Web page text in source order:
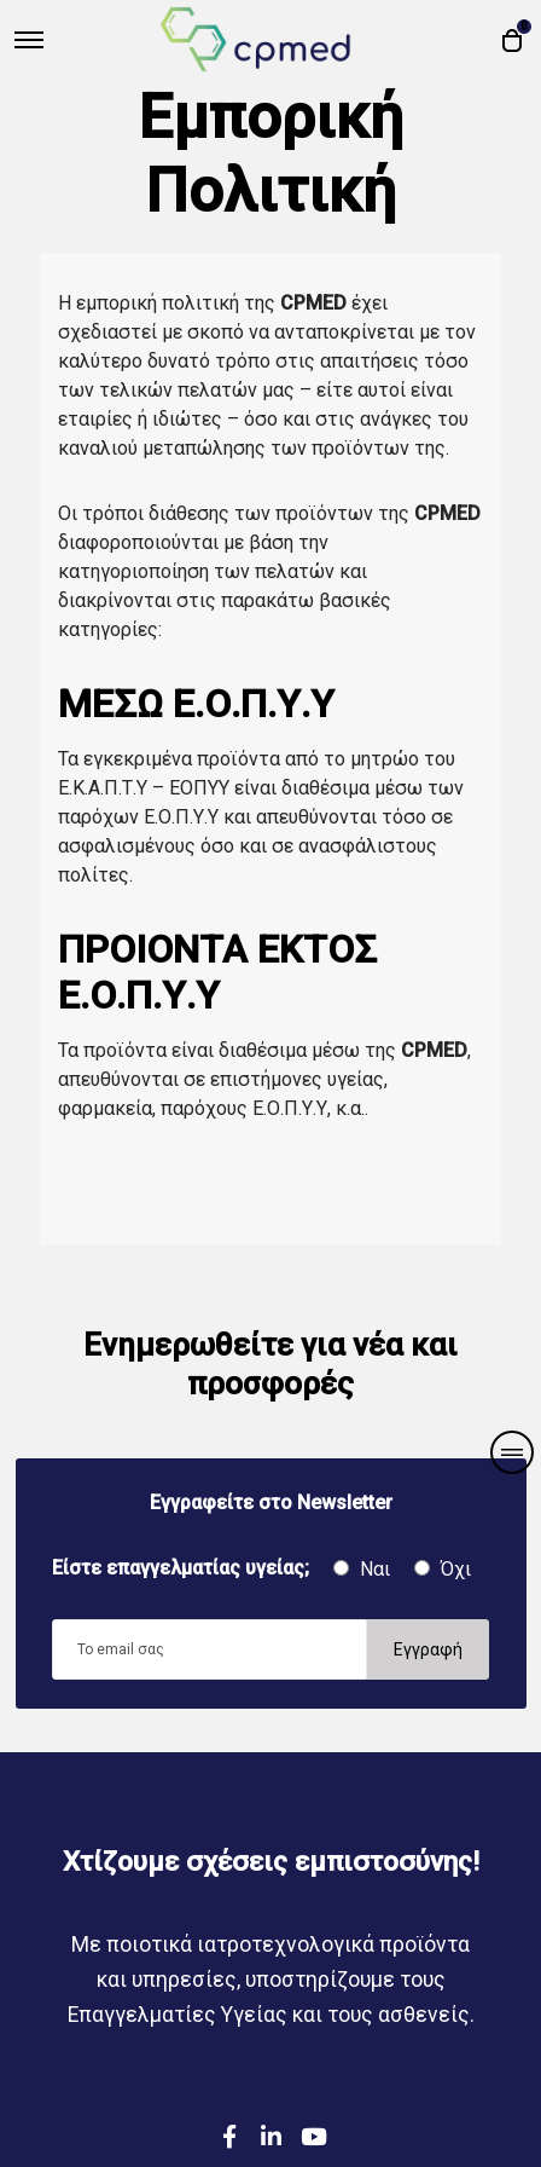
0
Εμπορική
Πολιτική
Η εμπορική πολιτική της CPMED έχει
σχεδιαστεί με σκοπό να ανταποκρίνεται με τον
καλύτερο δυνατό τρόπο στις απαιτήσεις τόσο
των τελικών πελατών μας – είτε αυτοί είναι
εταιρίες ή ιδιώτες – όσο και στις ανάγκες του
καναλιού μεταπώλησης των προϊόντων της.
Οι τρόποι διάθεσης των προϊόντων της CPMED
διαφοροποιούνται με βάση την
κατηγοριοποίηση των πελατών και
διακρίνονται στις παρακάτω βασικές
κατηγορίες:
ΜΕΣΩ Ε.Ο.Π.Υ.Υ
Τα εγκεκριμένα προϊόντα από το μητρώο του
Ε.Κ.Α.Π.Τ.Υ – ΕΟΠΥΥ είναι διαθέσιμα μέσω των
παρόχων Ε.Ο.Π.Υ.Υ και απευθύνονται τόσο σε
ασφαλισμένους όσο και σε ανασφάλιστους
πολίτες.
ΠΡΟΙΟΝΤΑ ΕΚΤΟΣ
Ε.Ο.Π.Υ.Υ
Τα προϊόντα είναι διαθέσιμα μέσω της CPMED,
απευθύνονται σε επιστήμονες υγείας,
φαρμακεία, παρόχους Ε.Ο.Π.Υ.Υ, κ.α..
Ενημερωθείτε για νέα και
προσφορές
Εγγραφείτε στο Newsletter
Είστε επαγγελματίας υγείας; Ναι Όχι
Χτίζουμε σχέσεις εμπιστοσύνης!
Με ποιοτικά ιατροτεχνολογικά προϊόντα
και υπηρεσίες, υποστηρίζουμε τους
Επαγγελματίες Υγείας και τους ασθενείς.
F
L
Y